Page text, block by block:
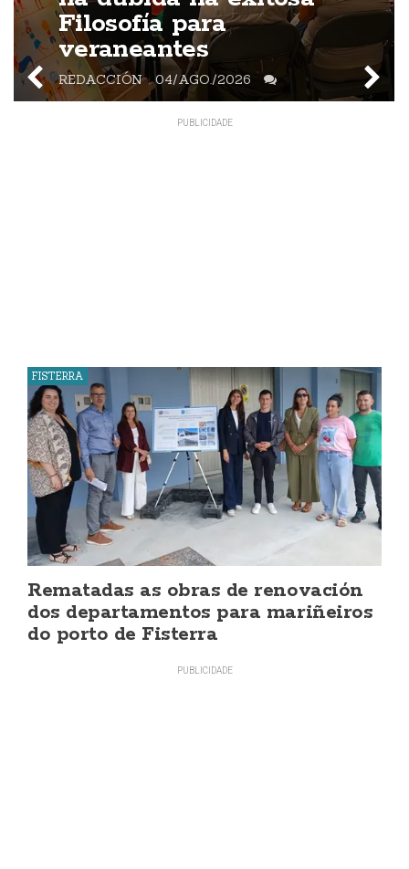
Filosofía para
veraneantes
REDACCIÓN 04/AGO./2026
FISTERRA
Rematadas as obras de renovación
dos departamentos para mariñeiros
do porto de Fisterra